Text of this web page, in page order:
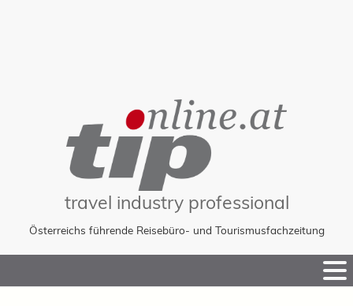
travel industry professional
Österreichs führende Reisebüro- und Tourismusfachzeitung
to